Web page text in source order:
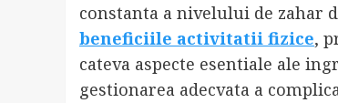
constanta a nivelului de zahar
beneficiile activitatii fizice,
cateva aspecte esentiale ale
gestionarea adecvata a